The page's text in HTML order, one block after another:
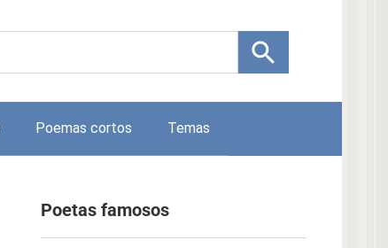
Poemas cortos Temas
Poetas famosos